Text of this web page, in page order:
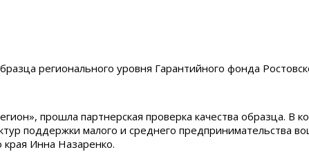
регионального уровня Гарантийного фонда
прошла партнерская проверка качества образца. В
поддержки малого и среднего предпринимательства
края Инна Назаренко.